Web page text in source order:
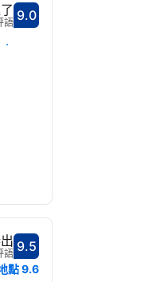
分數9.0分
9.0
語
日期
分數9.5分
9.5
語
點9.6